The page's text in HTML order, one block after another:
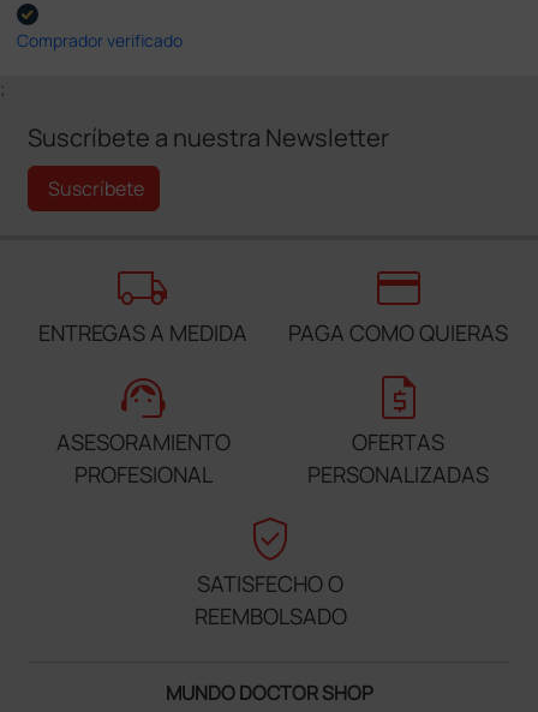
Comprador verificado
;
Suscríbete a nuestra Newsletter
Suscríbete
local_shipping
ENTREGAS A MEDIDA
credit_card
PAGA COMO QUIERAS
support_agent
ASESORAMIENTO
PROFESIONAL
request_quote
OFERTAS
PERSONALIZADAS
verified_user
SATISFECHO O
REEMBOLSADO
MUNDO DOCTOR SHOP